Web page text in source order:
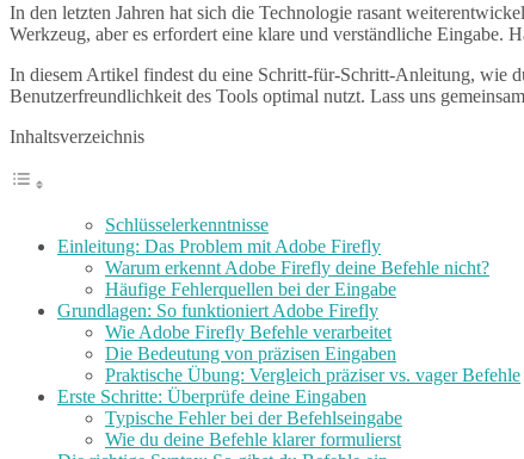
In den letzten Jahren hat sich die Technologie rasant
Werkzeug, aber es erfordert eine klare und verständliche Eingabe.
In diesem Artikel findest du eine Schritt-für-Schritt-Anleitung, wie
Benutzerfreundlichkeit des Tools optimal nutzt. Lass uns
Inhaltsverzeichnis
Schlüsselerkenntnisse
Einleitung: Das Problem mit Adobe Firefly
Warum erkennt Adobe Firefly deine Befehle nicht?
Häufige Fehlerquellen bei der Eingabe
Grundlagen: So funktioniert Adobe Firefly
Wie Adobe Firefly Befehle verarbeitet
Die Bedeutung von präzisen Eingaben
Praktische Übung: Vergleich präziser vs. vager Befehle
Erste Schritte: Überprüfe deine Eingaben
Typische Fehler bei der Befehlseingabe
Wie du deine Befehle klarer formulierst